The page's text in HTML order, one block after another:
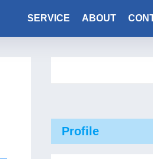
SERVICE ABOUT
Profile